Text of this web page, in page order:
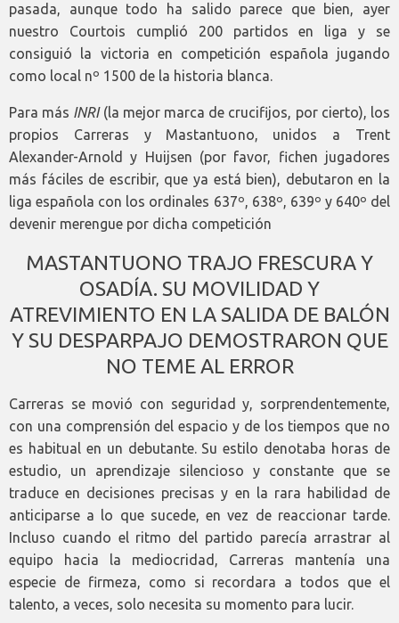
pasada, aunque todo ha salido parece que bien, ayer
nuestro Courtois cumplió 200 partidos en liga y se
consiguió la victoria en competición española jugando
como local nº 1500 de la historia blanca.
Para más INRI(la mejor marca de crucifijos, por cierto), los
propios Carreras y Mastantuono, unidos a Trent
Alexander-Arnold y Huijsen (por favor, fichen jugadores
más fáciles de escribir, que ya está bien), debutaron en la
liga española con los ordinales 637º, 638º, 639º y 640º del
devenir merengue por dicha competición
MASTANTUONO TRAJO FRESCURA Y
OSADÍA. SU MOVILIDAD Y
ATREVIMIENTO EN LA SALIDA DE BALÓN
Y SU DESPARPAJO DEMOSTRARON QUE
NO TEME AL ERROR
Carreras se movió con seguridad y, sorprendentemente,
con una comprensión del espacio y de los tiempos que no
es habitual en un debutante. Su estilo denotaba horas de
estudio, un aprendizaje silencioso y constante que se
traduce en decisiones precisas y en la rara habilidad de
anticiparse a lo que sucede, en vez de reaccionar tarde.
Incluso cuando el ritmo del partido parecía arrastrar al
equipo hacia la mediocridad, Carreras mantenía una
especie de firmeza, como si recordara a todos que el
talento, a veces, solo necesita su momento para lucir.